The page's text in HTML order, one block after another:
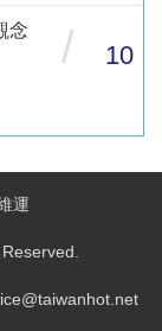
念
/ 10
運